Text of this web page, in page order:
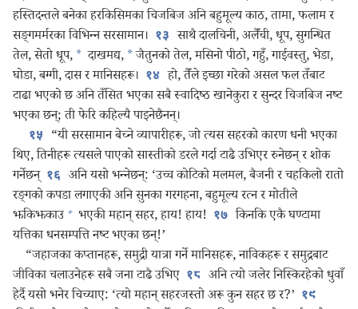
हस्तिदन्तले बनेका हरकिसिमका चिजबिज अनि बहुमूल्य काठ, तामा, फलाम र
सङ्‌गमर्मरका विभिन्‍न सरसामान। १३ साथै दालचिनी, अलैँची, धूप, सुगन्धित
तेल, सेतो धूप, * दाखमद्य, *जैतुनको तेल, मसिनो पीठो, गहुँ, गाईवस्तु, भेडा,
घोडा, बग्गी, दास र मानिसहरू। १४ हो, तैँले इच्छा गरेको असल फल तँबाट
टाढा भएको छ अनि तँसित भएका सबै स्वादिष्ठ खानेकुरा र सुन्दर चिजबिज नष्ट
भएका छन्‌; ती फेरि कहिल्यै पाइनेछैनन्‌।
१५ “यी सरसामान बेच्ने व्यापारीहरू, जो त्यस सहरको कारण धनी भएका
थिए, तिनीहरू त्यसले पाएको सास्तीको डरले गर्दा टाढै उभिएर रुनेछन्‌ र शोक
गर्नेछन्‌ १६ अनि यसो भन्‍नेछन्‌: ‘उच्च कोटिको मलमल, बैजनी र चहकिलो रातो
रङ्‌गको कपडा लगाएकी अनि सुनका गरगहना, बहुमूल्य रत्न र मोतीले
झकिझकाउ + भएकी महान्‌ सहर, हाय! हाय! १७ किनकि एकै घण्टामा
यत्तिका धनसम्पत्ति नष्ट भएका छन्‌!’
“जहाजका कप्तानहरू, समुद्री यात्रा गर्ने मानिसहरू, नाविकहरू र समुद्रबाट
जीविका चलाउनेहरू सबै जना टाढै उभिए १८ अनि त्यो जलेर निस्किरहेको धुवाँ
हेर्दै यसो भनेर चिच्याए: ‘त्यो महान्‌ सहरजस्तो अरू कुन सहर छ र?’ १९